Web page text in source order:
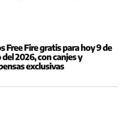
Free Fire gratis para hoy 9 de
2026, con canjes y
exclusivas